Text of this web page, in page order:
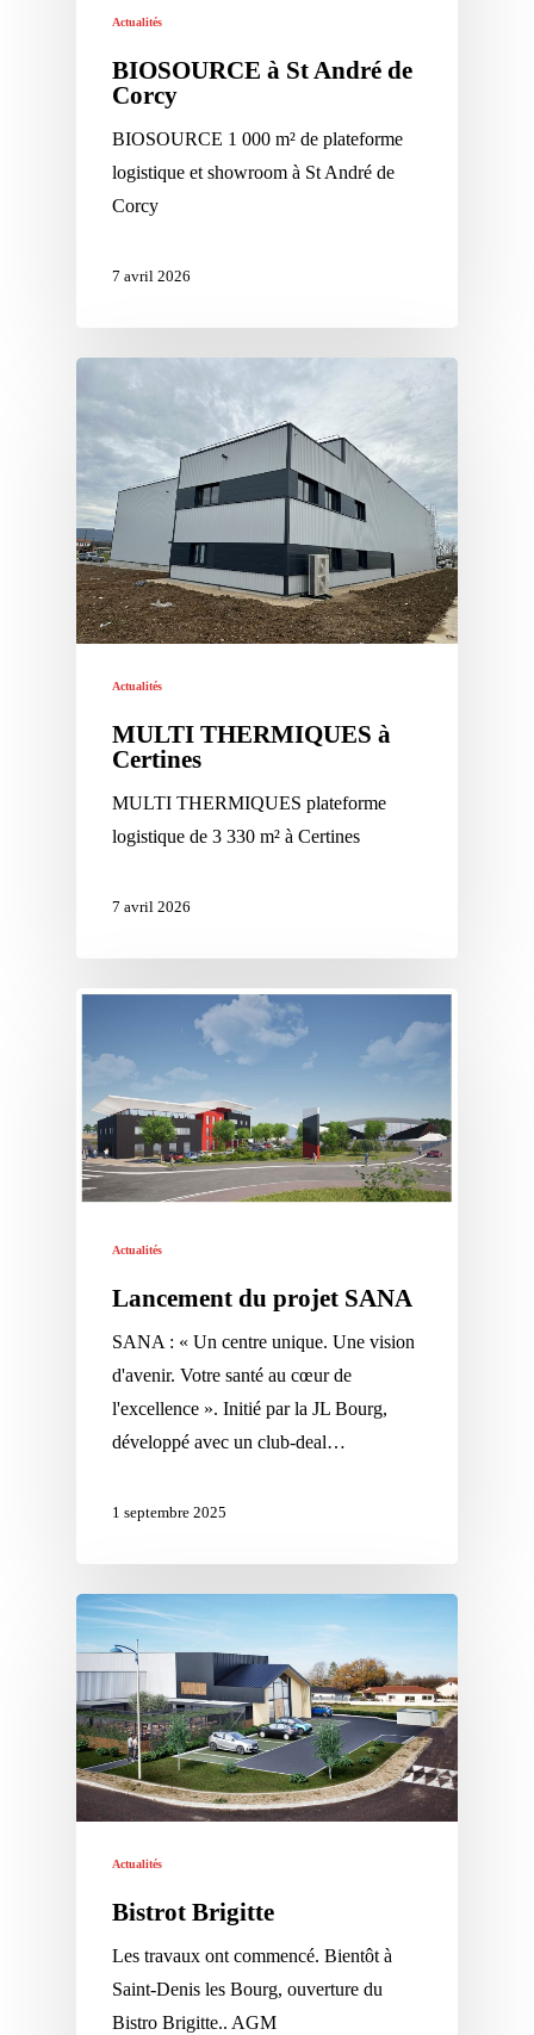
Actualités
BIOSOURCE à St André de
Corcy
BIOSOURCE 1 000 m² de plateforme
logistique et showroom à St André de
Corcy
7 avril 2026
Actualités
MULTI THERMIQUES à
Certines
MULTI THERMIQUES plateforme
logistique de 3 330 m² à Certines
7 avril 2026
Actualités
Lancement du projet SANA
SANA : « Un centre unique. Une vision
d'avenir. Votre santé au cœur de
l'excellence ». Initié par la JL Bourg,
développé avec un club-deal…
1 septembre 2025
Actualités
Bistrot Brigitte
Les travaux ont commencé. Bientôt à
Saint-Denis les Bourg, ouverture du
Bistro Brigitte.. AGM